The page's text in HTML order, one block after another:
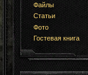
Файлы
Статьи
Фото
Гостевая книга